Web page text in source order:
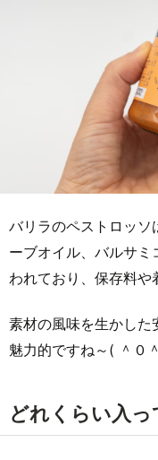
バリラのペストロッソ
ーブオイル、バルサ
われており、保存料や
素材の風味を生かした
魅力的ですね～( ＾０
どれくらい入っ